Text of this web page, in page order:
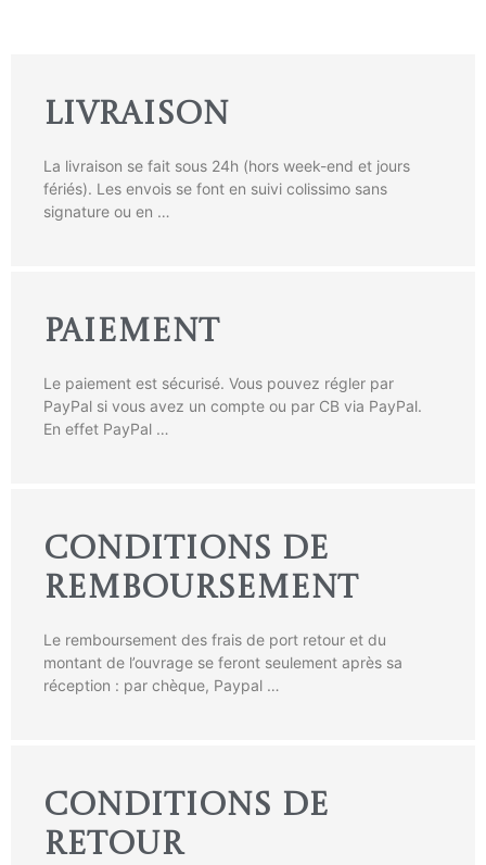
LIVRAISON
La livraison se fait sous 24h (hors week-end et jours
fériés). Les envois se font en suivi colissimo sans
signature ou en …
PAIEMENT
Le paiement est sécurisé. Vous pouvez régler par
PayPal si vous avez un compte ou par CB via PayPal.
En effet PayPal …
CONDITIONS DE
REMBOURSEMENT
Le remboursement des frais de port retour et du
montant de l’ouvrage se feront seulement après sa
réception : par chèque, Paypal …
CONDITIONS DE
RETOUR